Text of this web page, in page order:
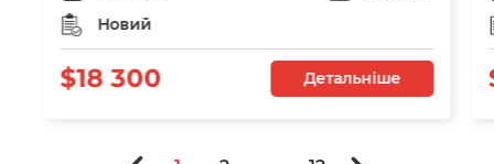
Новий
$18 300 Детальніше